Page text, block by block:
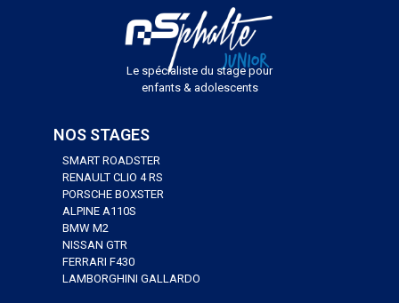
Le spécialiste du stage pour
enfants & adolescents
NOS STAGES
SMART ROADSTER
RENAULT CLIO 4 RS
PORSCHE BOXSTER
ALPINE A110S
BMW M2
NISSAN GTR
FERRARI F430
LAMBORGHINI GALLARDO